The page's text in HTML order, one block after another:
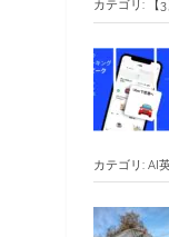
カテゴリ:
カテゴリ: AI